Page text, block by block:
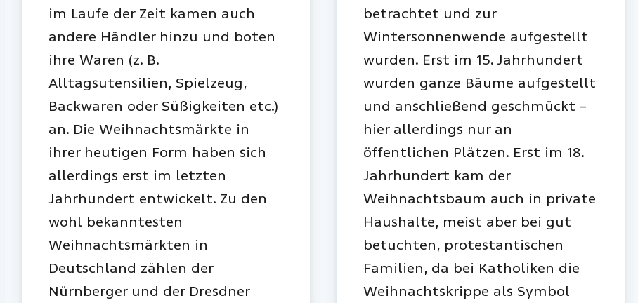
im Laufe der Zeit kamen auch
andere Händler hinzu und boten
ihre Waren (z. B.
Alltagsutensilien, Spielzeug,
Backwaren oder Süßigkeiten etc.)
an. Die Weihnachtsmärkte in
ihrer heutigen Form haben sich
allerdings erst im letzten
Jahrhundert entwickelt. Zu den
wohl bekanntesten
Weihnachtsmärkten in
Deutschland zählen der
Nürnberger und der Dresdner
betrachtet und zur
Wintersonnenwende aufgestellt
wurden. Erst im 15. Jahrhundert
wurden ganze Bäume aufgestellt
und anschließend geschmückt –
hier allerdings nur an
öffentlichen Plätzen. Erst im 18.
Jahrhundert kam der
Weihnachtsbaum auch in private
Haushalte, meist aber bei gut
betuchten, protestantischen
Familien, da bei Katholiken die
Weihnachtskrippe als Symbol